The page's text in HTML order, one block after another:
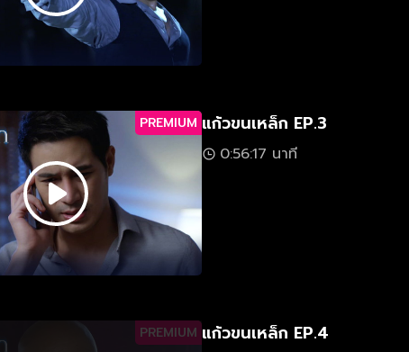
PREMIUM แก้วขนเหล็ก EP.3
0:56:17 นาที
PREMIUM แก้วขนเหล็ก EP.4